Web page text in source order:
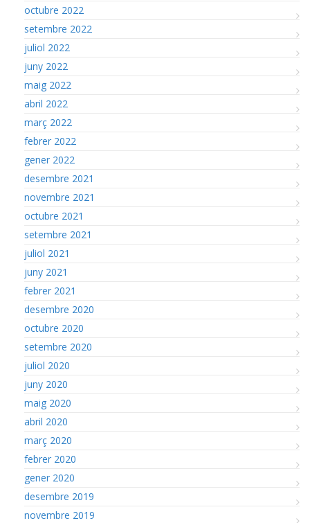
octubre 2022
setembre 2022
juliol 2022
juny 2022
maig 2022
abril 2022
març 2022
febrer 2022
gener 2022
desembre 2021
novembre 2021
octubre 2021
setembre 2021
juliol 2021
juny 2021
febrer 2021
desembre 2020
octubre 2020
setembre 2020
juliol 2020
juny 2020
maig 2020
abril 2020
març 2020
febrer 2020
gener 2020
desembre 2019
novembre 2019